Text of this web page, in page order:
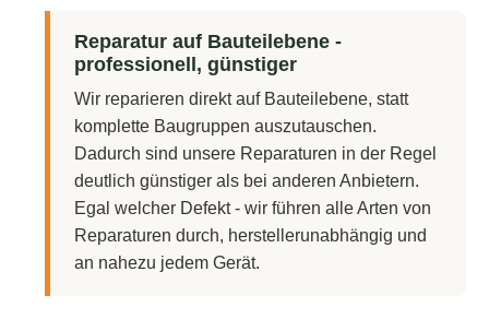
Reparatur auf Bauteilebene -
professionell, günstiger
Wir reparieren direkt auf Bauteilebene, statt
komplette Baugruppen auszutauschen.
Dadurch sind unsere Reparaturen in der Regel
deutlich günstiger als bei anderen Anbietern.
Egal welcher Defekt - wir führen alle Arten von
Reparaturen durch, herstellerunabhängig und
an nahezu jedem Gerät.